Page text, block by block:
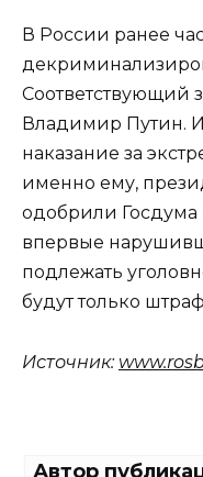
В России ранее
Соответствующий
Владимир Путин.
наказание за
именно ему,
одобрили
впервые
подлежать
будут только
Источник:
Автор